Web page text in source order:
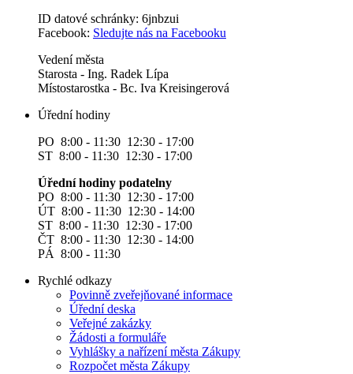
ID datové schránky: 6jnbzui
Facebook: Sledujte nás na Facebooku
Vedení města
Starosta - Ing. Radek Lípa
Místostarostka - Bc. Iva Kreisingerová
Úřední hodiny
PO 8:00 - 11:30 12:30 - 17:00
ST 8:00 - 11:30 12:30 - 17:00
Úřední hodiny podatelny
PO 8:00 - 11:30 12:30 - 17:00
ÚT 8:00 - 11:30 12:30 - 14:00
ST 8:00 - 11:30 12:30 - 17:00
ČT 8:00 - 11:30 12:30 - 14:00
PÁ 8:00 - 11:30
Rychlé odkazy
Povinně zveřejňované informace
Úřední deska
Veřejné zakázky
Žádosti a formuláře
Vyhlášky a nařízení města Zákupy
Rozpočet města Zákupy